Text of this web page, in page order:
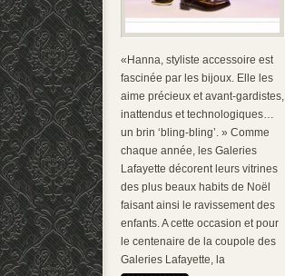
«Hanna, styliste accessoire est
fascinée par les bijoux. Elle les
aime précieux et avant-gardistes,
inattendus et technologiques…
un brin ‘bling-bling’. » Comme
chaque année, les Galeries
Lafayette décorent leurs vitrines
des plus beaux habits de Noël
faisant ainsi le ravissement des
enfants. A cette occasion et pour
le centenaire de la coupole des
Galeries Lafayette, la